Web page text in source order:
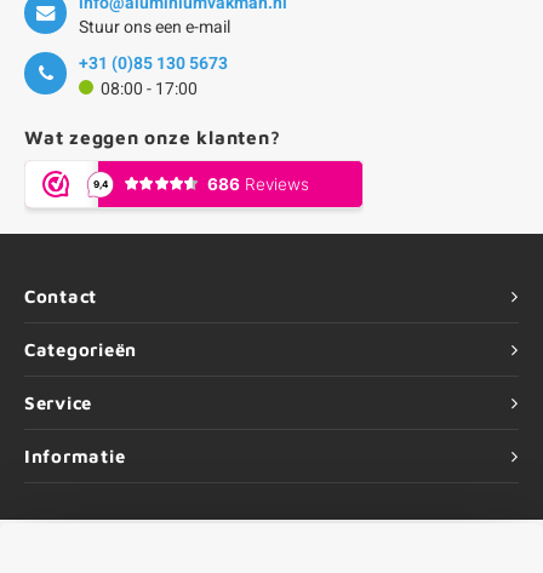
Stuur ons een e-mail
+31 (0)85 130 5673
08:00 - 17:00
Wat zeggen onze klanten?
Contact
Categorieën
Service
Informatie